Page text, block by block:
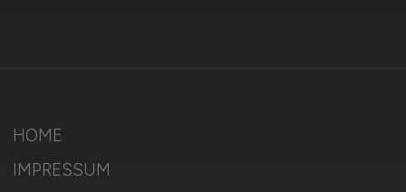
HOME
IMPRESSUM